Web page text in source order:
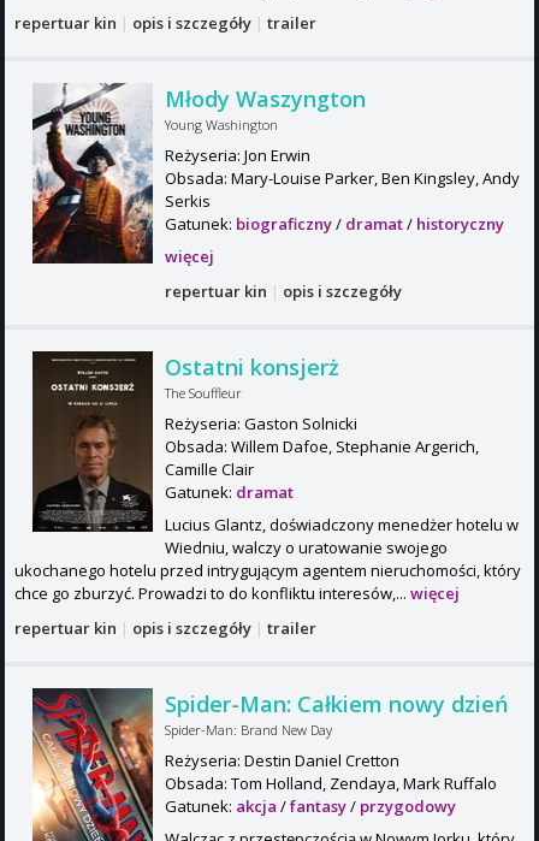
repertuar kin | opis i szczegóły | trailer
Młody Waszyngton
Young Washington
Reżyseria: Jon Erwin
Obsada: Mary-Louise Parker, Ben Kingsley, Andy
Serkis
Gatunek: biograficzny/ dramat/ historyczny
więcej
repertuar kin | opis i szczegóły
Ostatni konsjerż
The Souffleur
Reżyseria: Gaston Solnicki
Obsada: Willem Dafoe, Stephanie Argerich,
Camille Clair
Gatunek: dramat
Lucius Glantz, doświadczony menedżer hotelu w
Wiedniu, walczy o uratowanie swojego
ukochanego hotelu przed intrygującym agentem nieruchomości, który
chce go zburzyć. Prowadzi to do konfliktu interesów,... więcej
repertuar kin | opis i szczegóły | trailer
Spider-Man: Całkiem nowy dzień
Spider-Man: Brand New Day
Reżyseria: Destin Daniel Cretton
Obsada: Tom Holland, Zendaya, Mark Ruffalo
Gatunek: akcja /fantasy/ przygodowy